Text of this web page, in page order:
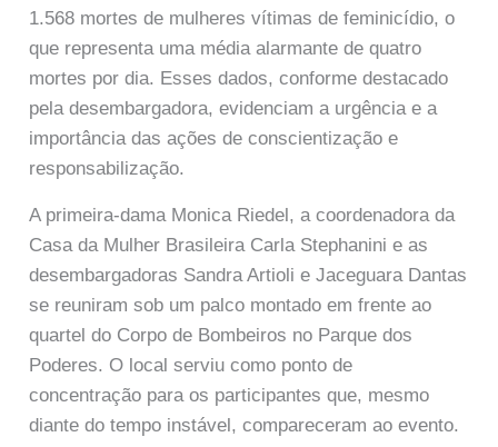
1.568 mortes de mulheres vítimas de feminicídio, o
que representa uma média alarmante de quatro
mortes por dia. Esses dados, conforme destacado
pela desembargadora, evidenciam a urgência e a
importância das ações de conscientização e
responsabilização.
A primeira-dama Monica Riedel, a coordenadora da
Casa da Mulher Brasileira Carla Stephanini e as
desembargadoras Sandra Artioli e Jaceguara Dantas
se reuniram sob um palco montado em frente ao
quartel do Corpo de Bombeiros no Parque dos
Poderes. O local serviu como ponto de
concentração para os participantes que, mesmo
diante do tempo instável, compareceram ao evento.